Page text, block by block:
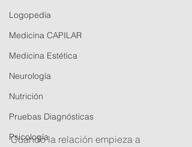
Logopedia
Medicina CAPILAR
Medicina Estética
Neurología
Nutrición
Pruebas Diagnósticas
Psicología
Cuando la relación empieza a